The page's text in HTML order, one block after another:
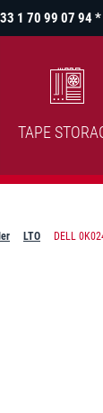
1 70 99 07 94 *
TAPE
LTO DELL